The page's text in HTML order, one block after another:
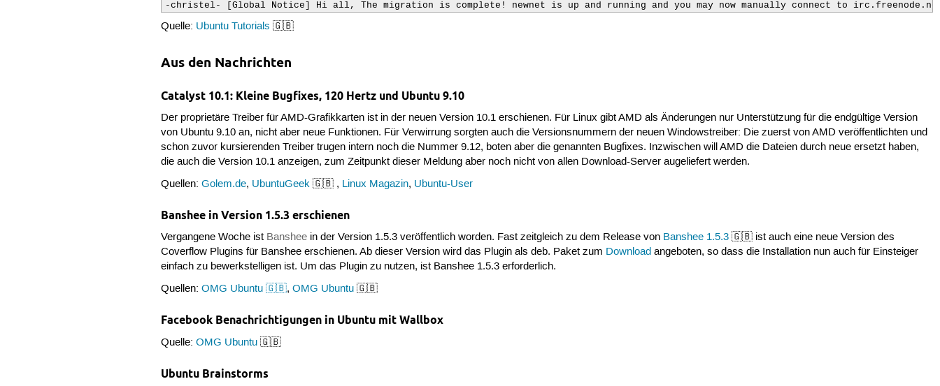
-christel- [Global Notice] Hi all, The migration is complete! newnet is up and running and you may now manually connect to
Quelle: Ubuntu Tutorials 🇬🇧
Aus den Nachrichten
Catalyst 10.1: Kleine Bugfixes, 120 Hertz und Ubuntu 9.10
Der proprietäre Treiber für AMD-Grafikkarten ist in der neuen Version 10.1 erschienen. Für Linux gibt AMD als Änderungen nur Unterstützung für die endgültige Version
von Ubuntu 9.10 an, nicht aber neue Funktionen. Für Verwirrung sorgten auch die Versionsnummern der neuen Windowstreiber: Die zuerst von AMD veröffentlichten und
schon zuvor kursierenden Treiber trugen intern noch die Nummer 9.12, boten aber die genannten Bugfixes. Inzwischen will AMD die Dateien durch neue ersetzt haben,
die auch die Version 10.1 anzeigen, zum Zeitpunkt dieser Meldung aber noch nicht von allen Download-Server augeliefert werden.
Quellen:Golem.de, UbuntuGeek 🇬🇧 , Linux Magazin, Ubuntu-User
Banshee in Version 1.5.3 erschienen
Vergangene Woche ist Banshee in der Version 1.5.3 veröffentlich worden. Fast zeitgleich zu dem Release von Banshee 1.5.3 🇬🇧 ist auch eine neue Version des
Coverflow Plugins für Banshee erschienen. Ab dieser Version wird das Plugin als deb. Paket zum Download angeboten, so dass die Installation nun auch für Einsteiger
einfach zu bewerkstelligen ist. Um das Plugin zu nutzen, ist Banshee 1.5.3 erforderlich.
Quellen:OMG Ubuntu 🇬🇧,OMG Ubuntu 🇬🇧
Facebook Benachrichtigungen in Ubuntu mit Wallbox
Quelle:OMG Ubuntu 🇬🇧
Ubuntu Brainstorms